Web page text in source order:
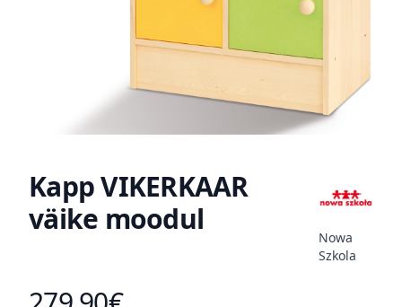
Kapp VIKERKAAR
väike moodul
Nowa
Szkola
Toote hind